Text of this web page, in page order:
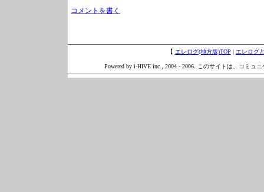
コメントを書く
【 エレログ(地方版)TOP | エレログ
Powered by i-HIVE inc., 2004 - 2006. このサイトは、コミュ